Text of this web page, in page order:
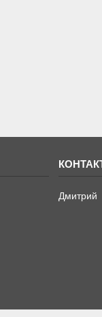
Дмитрий